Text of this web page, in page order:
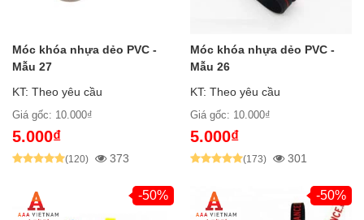
Móc khóa nhựa dẻo PVC -
Mẫu 27
KT: Theo yêu cầu
Giá gốc: 10.000₫
5.000₫
(120) 373
Móc khóa nhựa dẻo PVC -
Mẫu 26
KT: Theo yêu cầu
Giá gốc: 10.000₫
5.000₫
(173) 301
-50% -50%